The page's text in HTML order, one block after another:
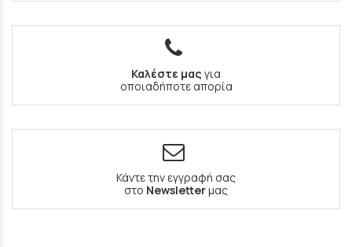
Καλέστε μας για
οποιαδήποτε απορία
Κάντε την εγγραφή σας
στο Newsletterμας